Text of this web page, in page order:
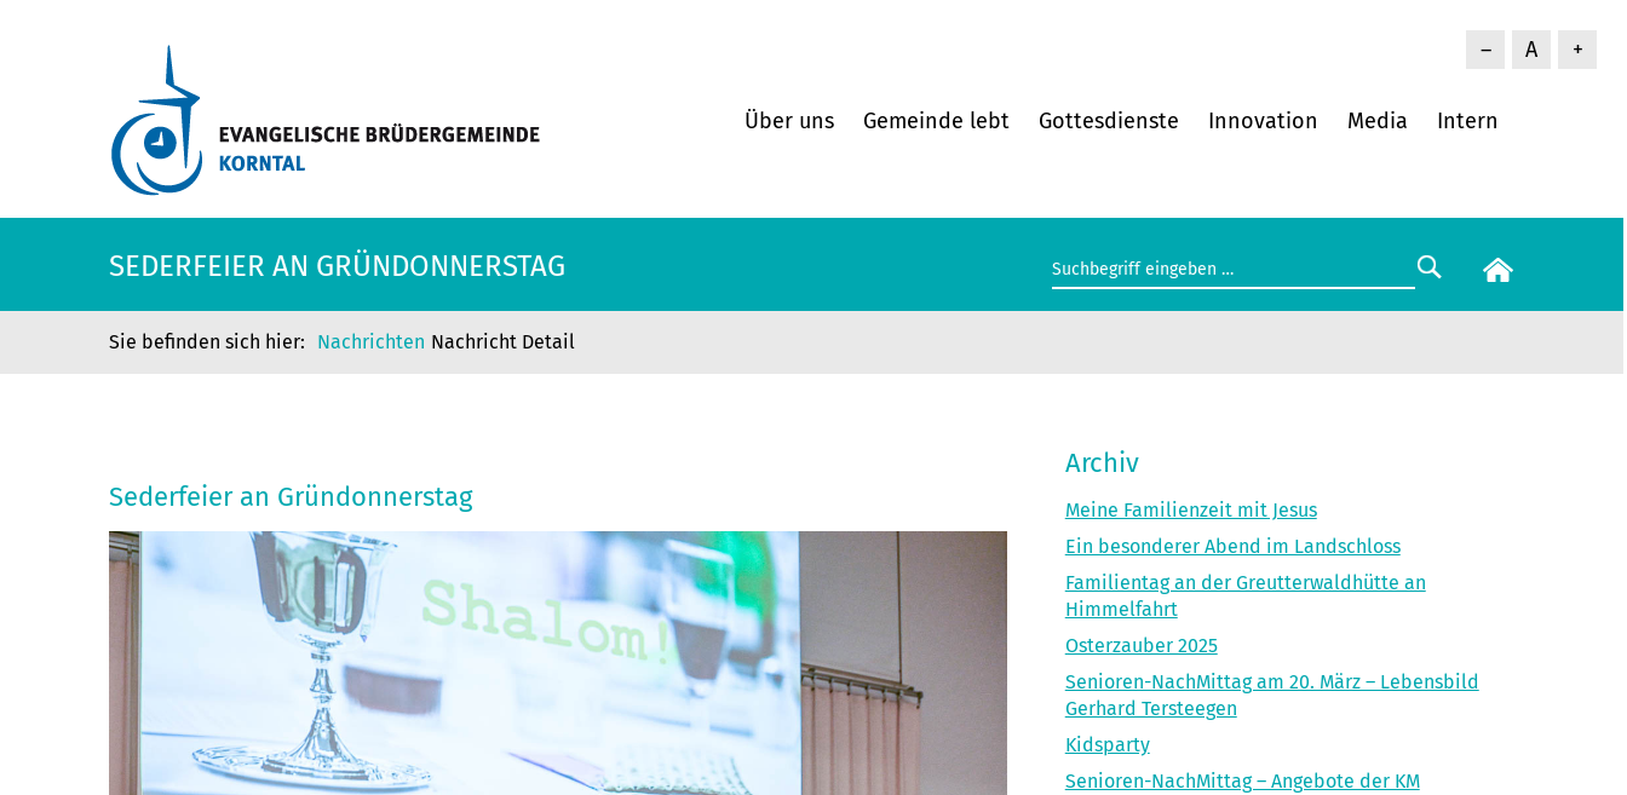
– A +
Über uns Gemeinde lebt Gottesdienste Innovation Media Intern
SEDERFEIER AN GRÜNDONNERSTAG
Nachrichten Nachricht Detail
Sederfeier an Gründonnerstag
Archiv
Meine Familienzeit mit Jesus
Ein besonderer Abend im Landschloss
Familientag an der Greutterwaldhütte an
Himmelfahrt
Osterzauber 2025
Senioren-NachMittag am 20. März – Lebensbild
Gerhard Tersteegen
Kidsparty
Senioren-NachMittag – Angebote der KM